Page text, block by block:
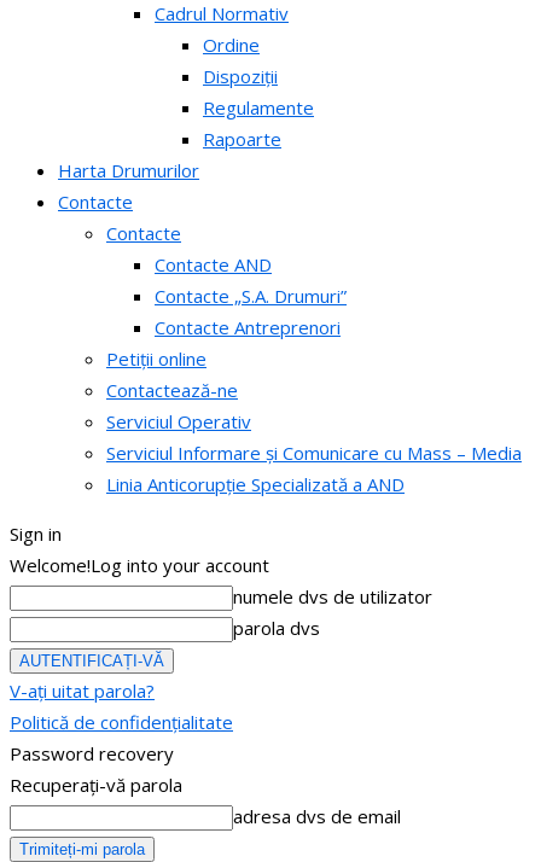
Cadrul Normativ
Ordine
Dispoziții
Regulamente
Rapoarte
Harta Drumurilor
Contacte
Contacte
Contacte AND
Contacte „S.A. Drumuri”
Contacte Antreprenori
Petiții online
Contactează-ne
Serviciul Operativ
Serviciul Informare și Comunicare cu Mass – Media
Linia Anticorupție Specializată a AND
Sign in
Welcome!Log into your account
numele dvs de utilizator
parola dvs
V-ați uitat parola?
Politică de confidențialitate
Password recovery
Recuperați-vă parola
adresa dvs de email